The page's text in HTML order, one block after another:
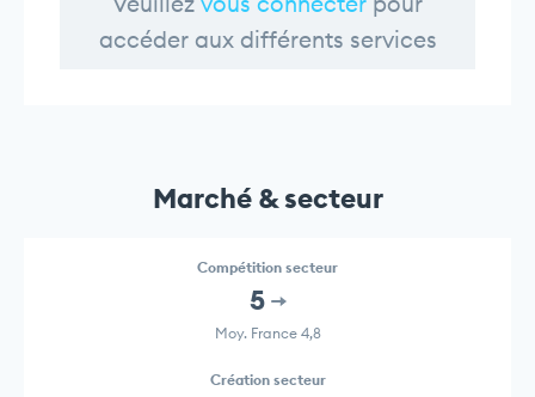
accéder aux différents services
Marché & secteur
Compétition secteur
5
Moy. France 4,8
Création secteur